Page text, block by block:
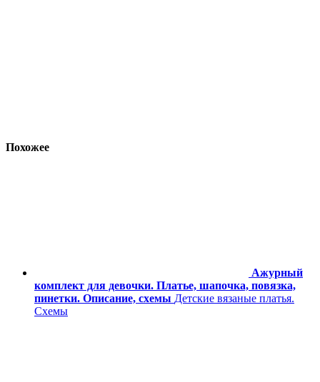
Похожее
Ажурный
комплект для девочки. Платье, шапочка, повязка,
пинетки. Описание, схемы Детские вязаные платья.
Схемы